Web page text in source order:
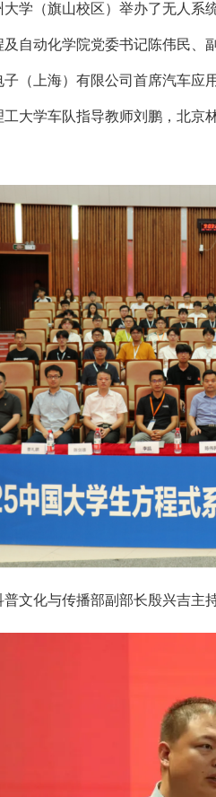
学（旗山校区）举办了无人
自动化学院党委书记陈伟民
（上海）有限公司首席汽车
大学车队指导教师刘鹏，北京
文化与传播部副部长殷兴吉主